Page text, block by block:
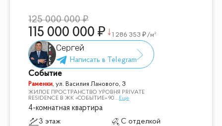
125 000 000
115 000 000 1 286 353 /м²
Сергей
Событие
Раменки,ул. Василия Ланового, 3
ЖИЛОЕ ПРОСТРАНСТВО УРОВНЯ PRIVATE
RESIDENCE В ЖК «СОБЫТИЕ» 90... Ещё
4-комнатная квартира
3 этаж
С отделкой